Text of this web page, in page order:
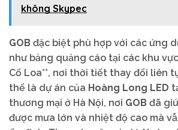
không Skypec
GOB đặc biệt phù hợp với các ứng
như bảng quảng cáo tại các khu
Cổ Loa**, nơi thời tiết thay đổi liên
thể là dự án của Hoàng Long LED
thương mại ở Hà Nội, nơi GOB đã
được mưa lớn và nhiệt độ cao mà